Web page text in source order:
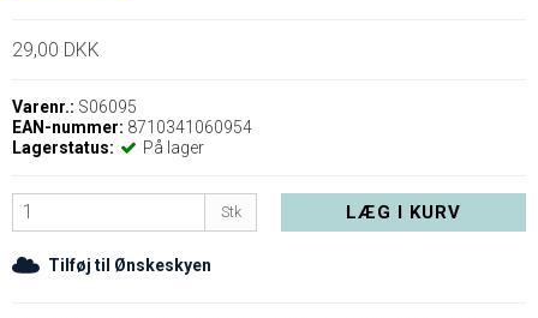
29,00 DKK
Varenr.: S06095
EAN-nummer: 8710341060954
Lagerstatus:
På lager
Stk LÆG I KURV
Tilføj til Ønskeskyen